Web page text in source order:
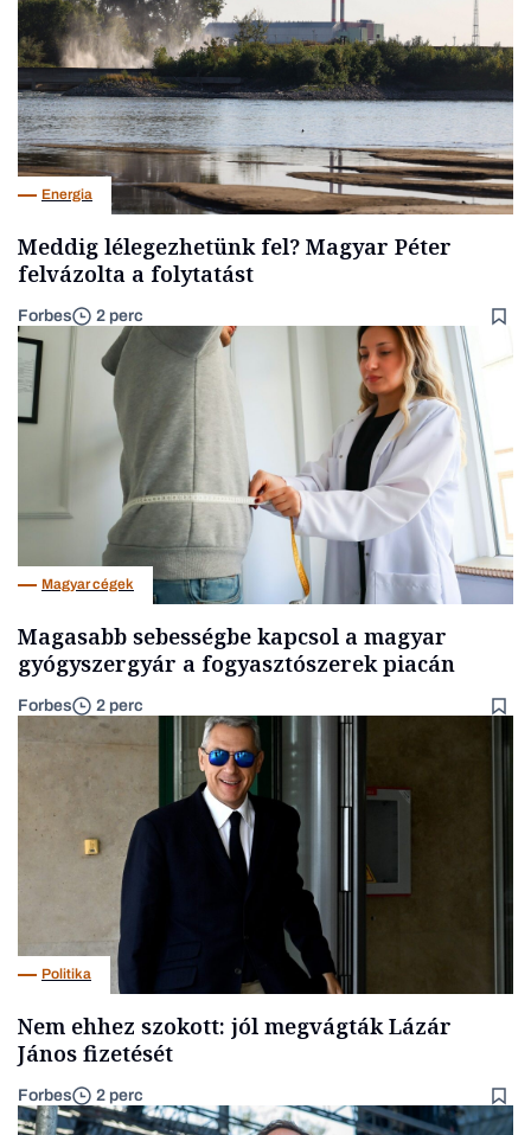
Energia
Meddig lélegezhetünk fel? Magyar Péter
felvázolta a folytatást
Forbes 2 perc
Magyar cégek
Magasabb sebességbe kapcsol a magyar
gyógyszergyár a fogyasztószerek piacán
Forbes 2 perc
Politika
Nem ehhez szokott: jól megvágták Lázár
János fizetését
Forbes 2 perc